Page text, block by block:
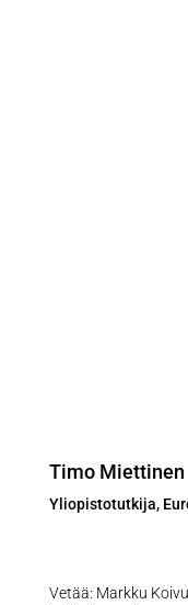
Timo Miettinen
Yliopistotutkija,
Vetää: Markku